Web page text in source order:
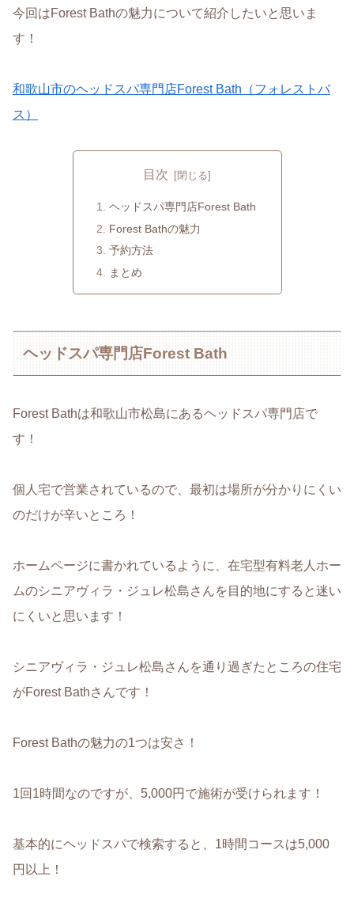
今回はForest Bathの魅力について紹介したいと思いま
す！
和歌山市のヘッドスパ専門店Forest Bath（フォレストバ
ス）
目次
ヘッドスパ専門店Forest Bath
Forest Bathの魅力
予約方法
まとめ
ヘッドスパ専門店Forest Bath
Forest Bathは和歌山市松島にあるヘッドスパ専門店で
す！
個人宅で営業されているので、最初は場所が分かりにくい
のだけが辛いところ！
ホームページに書かれているように、在宅型有料老人ホー
ムのシニアヴィラ・ジュレ松島さんを目的地にすると迷い
にくいと思います！
シニアヴィラ・ジュレ松島さんを通り過ぎたところの住宅
がForest Bathさんです！
Forest Bathの魅力の1つは安さ！
1回1時間なのですが、5,000円で施術が受けられます！
基本的にヘッドスパで検索すると、1時間コースは5,000
円以上！